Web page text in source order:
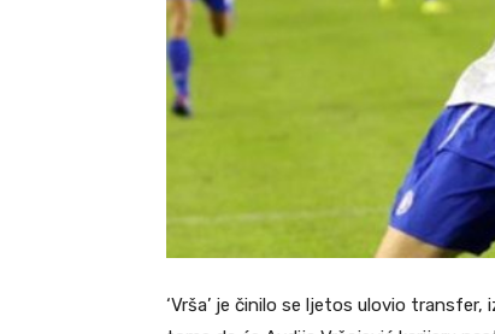
‘Vrša’ je činilo se ljetos ulovio